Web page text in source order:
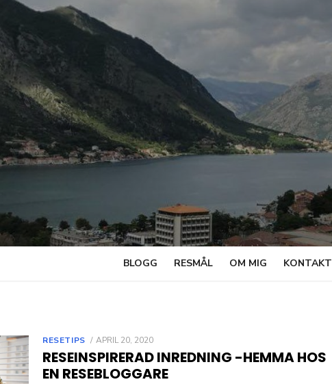
BLOGG RESMÅL OM MIG KONTAKT
RESETIPS
POSTED
APRIL 20, 2020
RESEINSPIRERAD INREDNING -HEMMA HOS
EN RESEBLOGGARE